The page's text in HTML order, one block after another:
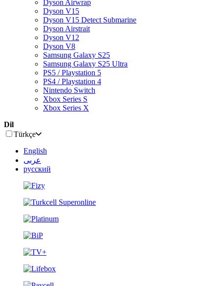
Dyson Airwrap
Dyson V15
Dyson V15 Detect Submarine
Dyson Airstrait
Dyson V12
Dyson V8
Samsung Galaxy S25
Samsung Galaxy S25 Ultra
PS5 / Playstation 5
PS4 / Playstation 4
Nintendo Switch
Xbox Series S
Xbox Series X
Dil
Türkçe
English
عربى
русский